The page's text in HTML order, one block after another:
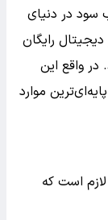
سود در دنیای
رایگان
در واقع این
موارد
است که